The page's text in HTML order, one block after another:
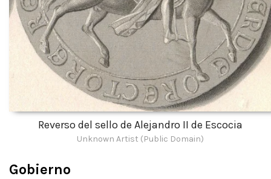
Reverso del sello de Alejandro II de Escocia
Unknown Artist (Public Domain)
Gobierno